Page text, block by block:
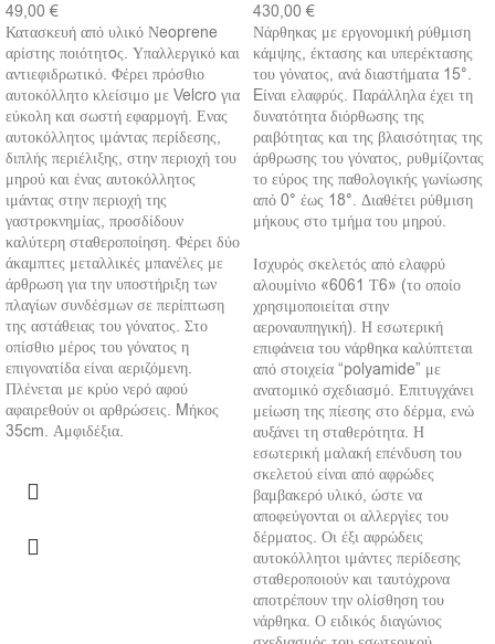
49,00 €
Κατασκευή από υλικό Νeoprene
αρίστης ποιότητoς. Υπαλλεργικό και
αντιεφιδρωτικό. Φέρει πρόσθιο
αυτοκόλλητο κλείσιμο με Velcro για
εύκολη και σωστή εφαρμογή. Ενας
αυτοκόλλητος ιμάντας περίδεσης,
διπλής περιέλιξης, στην περιοχή του
μηρού και ένας αυτοκόλλητος
ιμάντας στην περιοχή της
γαστροκνημίας, προσδίδουν
καλύτερη σταθεροποίηση. Φέρει δύο
άκαμπτες μεταλλικές μπανέλες με
άρθρωση για την υποστήριξη των
πλαγίων συνδέσμων σε περίπτωση
της αστάθειας του γόνατος. Στο
οπίσθιο μέρος του γόνατος η
επιγονατίδα είναι αεριζόμενη.
Πλένεται με κρύο νερό αφού
αφαιρεθούν οι αρθρώσεις. Mήκος
35cm. Αμφιδέξια.
430,00 €
Νάρθηκας με εργονομική ρύθμιση
κάμψης, έκτασης και υπερέκτασης
του γόνατος, ανά διαστήματα 15°.
Eίναι ελαφρύς. Παράλληλα έχει τη
δυνατότητα διόρθωσης της
ραιβότητας και της βλαισότητας της
άρθρωσης του γόνατος, ρυθμίζοντας
το εύρος της παθολογικής γωνίωσης
από 0° έως 18°. Διαθέτει ρύθμιση
μήκους στο τμήμα του μηρού.
Ισχυρός σκελετός από ελαφρύ
αλουμίνιο «6061 Τ6» (το οποίο
χρησιμοποιείται στην
αεροναυπηγική). Η εσωτερική
επιφάνεια του νάρθηκα καλύπτεται
από στοιχεία “polyamide” με
ανατομικό σχεδιασμό. Επιτυγχάνει
μείωση της πίεσης στο δέρμα, ενώ
αυξάνει τη σταθερότητα. Η
εσωτερική μαλακή επένδυση του
σκελετού είναι από αφρώδες
βαμβακερό υλικό, ώστε να
αποφεύγονται οι αλλεργίες του
δέρματος. Οι έξι αφρώδεις
αυτοκόλλητοι ιμάντες περίδεσης
σταθεροποιούν και ταυτόχρονα
αποτρέπουν την ολίσθηση του
νάρθηκα. Ο ειδικός διαγώνιος